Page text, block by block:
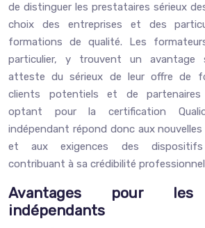
de distinguer les prestataires sérieux
choix des entreprises et des
formations de qualité. Les
particulier, y trouvent un avantage
atteste du sérieux de leur offre de
clients potentiels et de partenaires
optant pour la certification
indépendant répond donc aux
et aux exigences des
contribuant à sa crédibilité
Avantages pour les
indépendants